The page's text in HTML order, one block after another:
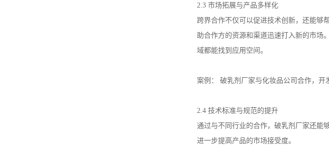
2.3 市场拓展与产品多样化
跨界合作不仅可以促进技术创新，还能够
助合作方的资源和渠道迅速打入新的市场
域都能找到应用空间。
案例： 破乳剂厂家与化妆品公司合作，开
2.4 技术标准与规范的提升
通过与不同行业的合作，破乳剂厂家还能
进一步提高产品的市场接受度。